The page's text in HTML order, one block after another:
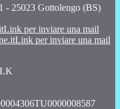
- 25023 Gottolengo (BS)
Link per inviare una mail
Link per inviare una mail